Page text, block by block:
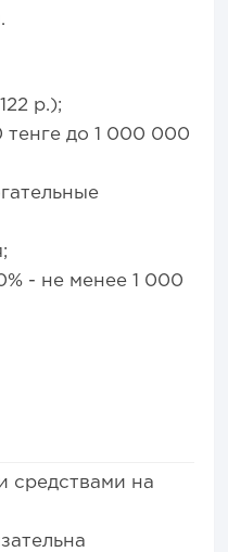
р.);
до 1 000 000
- не менее 1 000
средствами на